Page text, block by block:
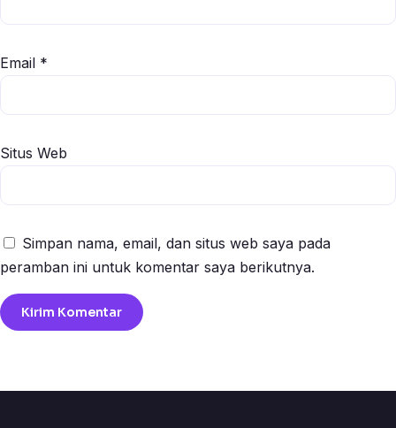
Email *
Situs Web
Simpan nama, email, dan situs web saya pada
peramban ini untuk komentar saya berikutnya.